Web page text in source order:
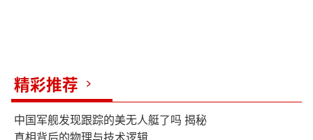
精彩推荐
中国军舰发现跟踪的美无人艇了吗 揭秘
真相背后的物理与技术逻辑